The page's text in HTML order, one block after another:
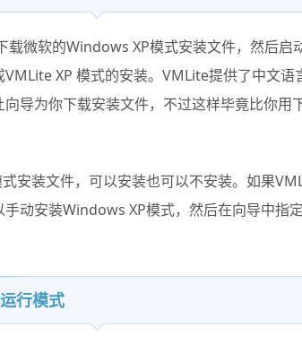
载微软的Windows XP模式安装文件，然后启
XP 模式的安装。VMLite提供了中文语
导为你下载安装文件，不过这样毕竟比你用
安装文件，可以安装也可以不安装。如果
动安装Windows XP模式，然后在向导中指
行模式